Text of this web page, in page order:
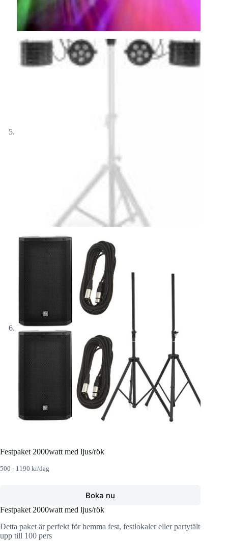
Festpaket 2000watt med ljus/rök
500 - 1190 kr/dag
Boka nu
Festpaket 2000watt med ljus/rök
Detta paket är perfekt för hemma fest, festlokaler eller partytält
upp till 100 pers